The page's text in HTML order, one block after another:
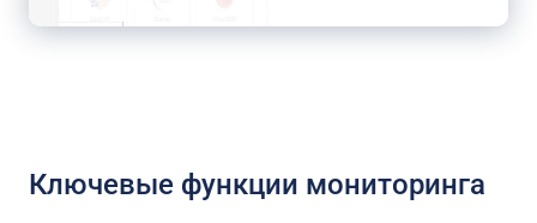
Ключевые функции мониторинга